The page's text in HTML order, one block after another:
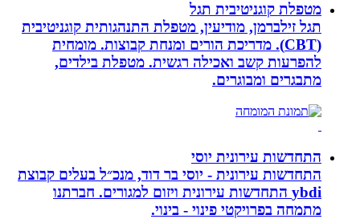
מטפלת קוגניטיבית תגל
תגל זילברמן, מודיעין, מטפלת התנהגותית קוגניטיבית
(CBT). מדריכת הורים ומנחת קבוצות. מומחית
להפרעות קשב ואכילה רגשית. מטפלת בילדים,
מתבגרים ומבוגרים.
התחדשות עירונית יוסי
התחדשות עירונית - יוסי בר דוד, מנכ״ל בעלים קבוצת
ybdi התחדשות עירונית ויזום למגורים. חברתנו
מתמחה בפרויקטי פינוי - בינוי.